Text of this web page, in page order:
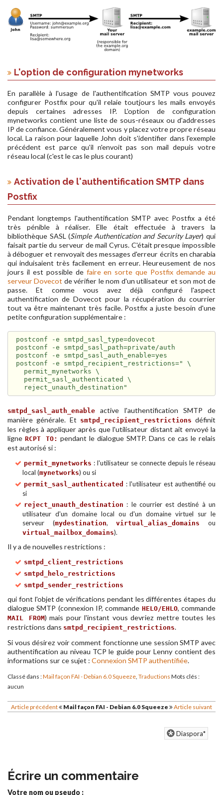
L'option de configuration mynetworks
En parallèle à l'usage de l'authentification SMTP vous pouvez
configurer Postfix pour qu'il relaie toutjours les mails envoyés
depuis certaines adresses IP. L'option de configuration
mynetworks contient une liste de sous-réseaux ou d'addresses
IP de confiance. Généralement vous y placez votre propre réseau
local. La raison pour laquelle John doit s'identifier dans l'exemple
précédent est parce qu'il n'envoit pas son mail depuis votre
réseau local (c'est le cas le plus courant)
Activation de l'authentification SMTP dans
Postfix
Pendant longtemps l'authentification SMTP avec Postfix a été
très pénible à réaliser. Elle était effectuée à travers la
bibliothèque SASL (Simple Authentication and Security Layer) qui
faisait partie du serveur de mail Cyrus. C'était presque impossible
à déboguer et renvoyait des messages d'erreur écrits en charabia
qui induisaient très facilement en erreur. Heureusement de nos
jours il est possible de faire en sorte que Postfix demande au
serveur Dovecot de vérifier le nom d'un utilisateur et son mot de
passe. Et comme vous avez déjà configuré l'aspect
authentification de Dovecot pour la récupération du courrier
tout va être maintenant très facile. Postfix a juste besoin d'une
petite configuration supplémentaire :
postconf -e smtpd_sasl_type=dovecot
postconf -e smtpd_sasl_path=private/auth
postconf -e smtpd_sasl_auth_enable=yes
postconf -e smtpd_recipient_restrictions=" \
  permit_mynetworks \
  permit_sasl_authenticated \
smtpd_sasl_auth_enable active l'authentification SMTP de
manière générale. Et smtpd_recipient_restrictions définit
les règles à appliquer après que l'utilisateur distant ait envoyé la
ligne RCPT TO: pendant le dialogue SMTP. Dans ce cas le relais
est autorisé si :
permit_mynetworks : l'utilisateur se connecte depuis le réseau
local (mynetworks) ou si
permit_sasl_authenticated : l'utilisateur est authentifié ou
si
reject_unauth_destination : le courrier est destiné à un
utilisateur d'un domaine local ou d'un domaine virtuel sur le
serveur (mydestination,virtual_alias_domains ou
virtual_mailbox_domains).
Il y a de nouvelles restrictions :
smtpd_client_restrictions
smtpd_helo_restrictions
smtpd_sender_restrictions
qui font l'objet de vérifications pendant les différentes étapes du
dialogue SMTP (connexion IP, commande HELO/EHLO, commande
MAIL FROM) mais pour l'instant vous devriez mettre toutes les
restrictions dans smtpd_recipient_restrictions.
Si vous désirez voir comment fonctionne une session SMTP avec
authentification au niveau TCP le guide pour Lenny contient des
informations sur ce sujet : Connexion SMTP authentifiée.
Classé dans :Mail façon FAI - Debian 6.0 Squeeze Traductions Mots clés :
aucun
Article précédent Mail façon FAI - Debian 6.0 Squeeze Article suivant
Diaspora*
Écrire un commentaire
Votre nom ou pseudo :